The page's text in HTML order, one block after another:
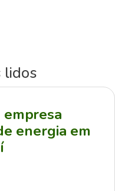
lidos
empresa
energia em